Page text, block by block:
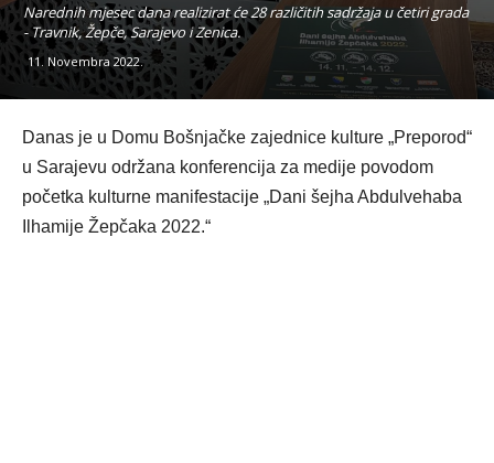
Narednih mjesec dana realizirat će 28 različitih sadržaja u četiri grada
- Travnik, Žepče, Sarajevo i Zenica.
11. Novembra 2022.
Danas je u Domu Bošnjačke zajednice kulture „Preporod“
u Sarajevu održana konferencija za medije povodom
početka kulturne manifestacije „Dani šejha Abdulvehaba
Ilhamije Žepčaka 2022.“